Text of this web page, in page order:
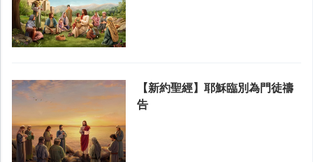
【新約聖經】耶穌臨別為門徒禱
告